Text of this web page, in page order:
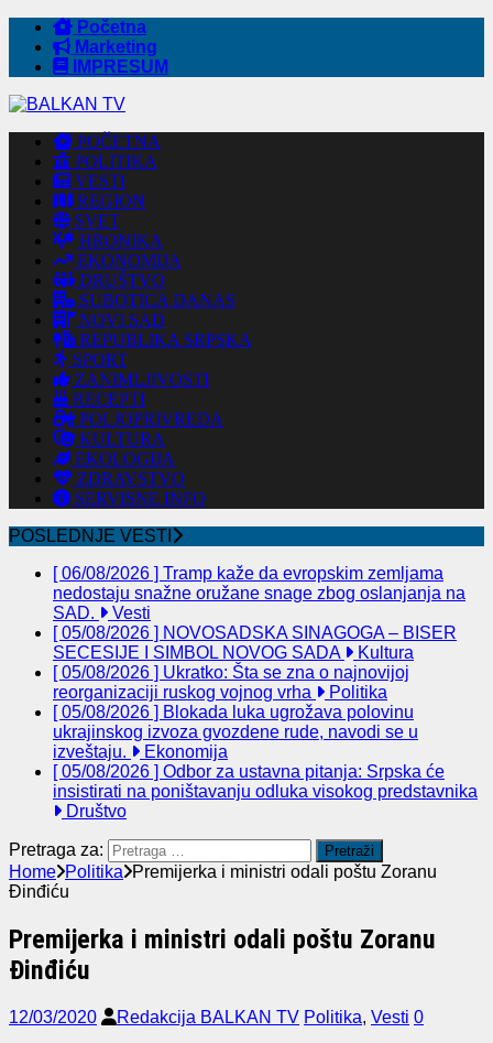
Početna
Marketing
IMPRESUM
POČETNA
POLITIKA
VESTI
REGION
SVET
HRONIKA
EKONOMIJA
DRUŠTVO
SUBOTICA DANAS
NOVI SAD
REPUBLIKA SRPSKA
SPORT
ZANIMLJIVOSTI
RECEPTI
POLJOPRIVREDA
KULTURA
EKOLOGIJA
ZDRAVSTVO
SERVISNE INFO
POSLEDNJE VESTI
[ 06/08/2026 ] Tramp kaže da evropskim zemljama
nedostaju snažne oružane snage zbog oslanjanja na
SAD.
Vesti
[ 05/08/2026 ] NOVOSADSKA SINAGOGA – BISER
SECESIJE I SIMBOL NOVOG SADA
Kultura
[ 05/08/2026 ] Ukratko: Šta se zna o najnovijoj
reorganizaciji ruskog vojnog vrha
Politika
[ 05/08/2026 ] Blokada luka ugrožava polovinu
ukrajinskog izvoza gvozdene rude, navodi se u
izveštaju.
Ekonomija
[ 05/08/2026 ] Odbor za ustavna pitanja: Srpska će
insistirati na poništavanju odluka visokog predstavnika
Društvo
Pretraga za:
Home Politika
Premijerka i ministri odali poštu Zoranu
Đinđiću
Premijerka i ministri odali poštu Zoranu
Đinđiću
12/03/2020 Redakcija BALKAN TV Politika, Vesti 0